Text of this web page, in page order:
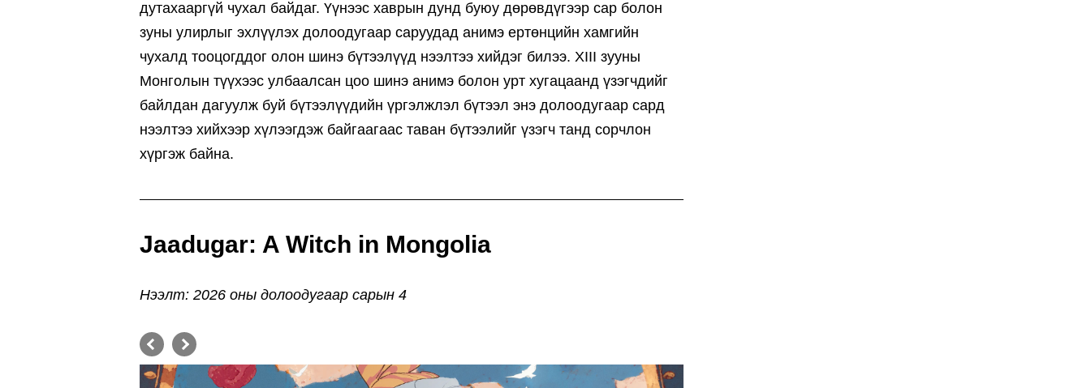
дутахааргүй чухал байдаг. Үүнээс хаврын дунд буюу дөрөвдүгээр сар болон
зуны улирлыг эхлүүлэх долоодугаар саруудад анимэ ертөнцийн хамгийн
чухалд тооцогддог олон шинэ бүтээлүүд нээлтээ хийдэг билээ. ХIII зууны
Монголын түүхээс улбаалсан цоо шинэ анимэ болон урт хугацаанд үзэгчдийг
байлдан дагуулж буй бүтээлүүдийн үргэлжлэл бүтээл энэ долоодугаар сард
нээлтээ хийхээр хүлээгдэж байгаагаас таван бүтээлийг үзэгч танд сорчлон
хүргэж байна.
Jaadugar: A Witch in Mongolia
Нээлт: 2026 оны долоодугаар сарын 4